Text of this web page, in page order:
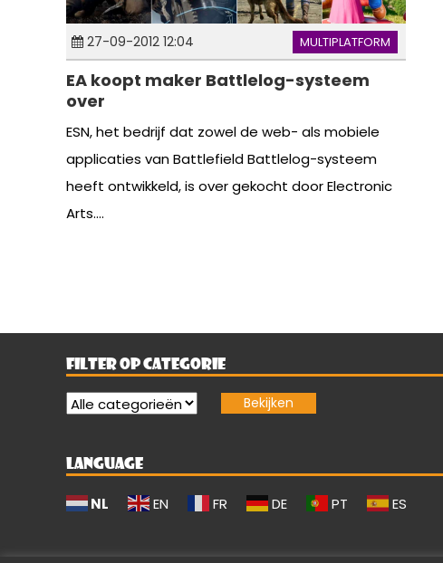
27-09-2012 12:04 MULTIPLATFORM
EA koopt maker Battlelog-systeem
over
ESN, het bedrijf dat zowel de web- als mobiele
applicaties van Battlefield Battlelog-systeem
heeft ontwikkeld, is over gekocht door Electronic
Arts....
FILTER OP CATEGORIE
LANGUAGE
NL EN FR DE PT ES